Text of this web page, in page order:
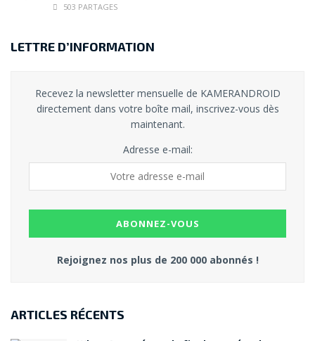
503 PARTAGES
LETTRE D’INFORMATION
Recevez la newsletter mensuelle de KAMERANDROID
directement dans votre boîte mail, inscrivez-vous dès
maintenant.
Adresse e-mail:
Rejoignez nos plus de 200 000 abonnés !
ARTICLES RÉCENTS